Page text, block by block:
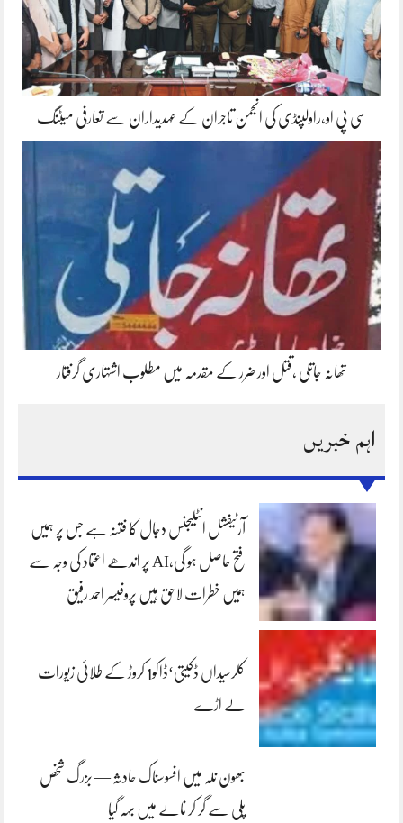
سی پی او،راولپنڈی کی انجمن تاجران کے عہدیداران سے تعارفی میٹنگ
تھانہ جاتلی ،قتل اور ضرر کے مقدمہ میں مطلوب اشتہاری گرفتار
اہم خبریں
آرٹیفشل انٹلیجنس دجال کا فتنہ ہے جس پر ہمیں
فتح حاصل ہو گی،AI پر اندھے اعتماد کی وجہ سے
ہمیں خطرات لاحق ہیں پروفیسر احمد رفیق
کلرسیداں ڈکیتی‘ڈاکو1 کروڑ کے طلائی زیورات
لے اڑے
بھون نلہ میں افسوسناک حادثہ — بزرگ شخص
پلی سے گر کر نالے میں بہہ گیا